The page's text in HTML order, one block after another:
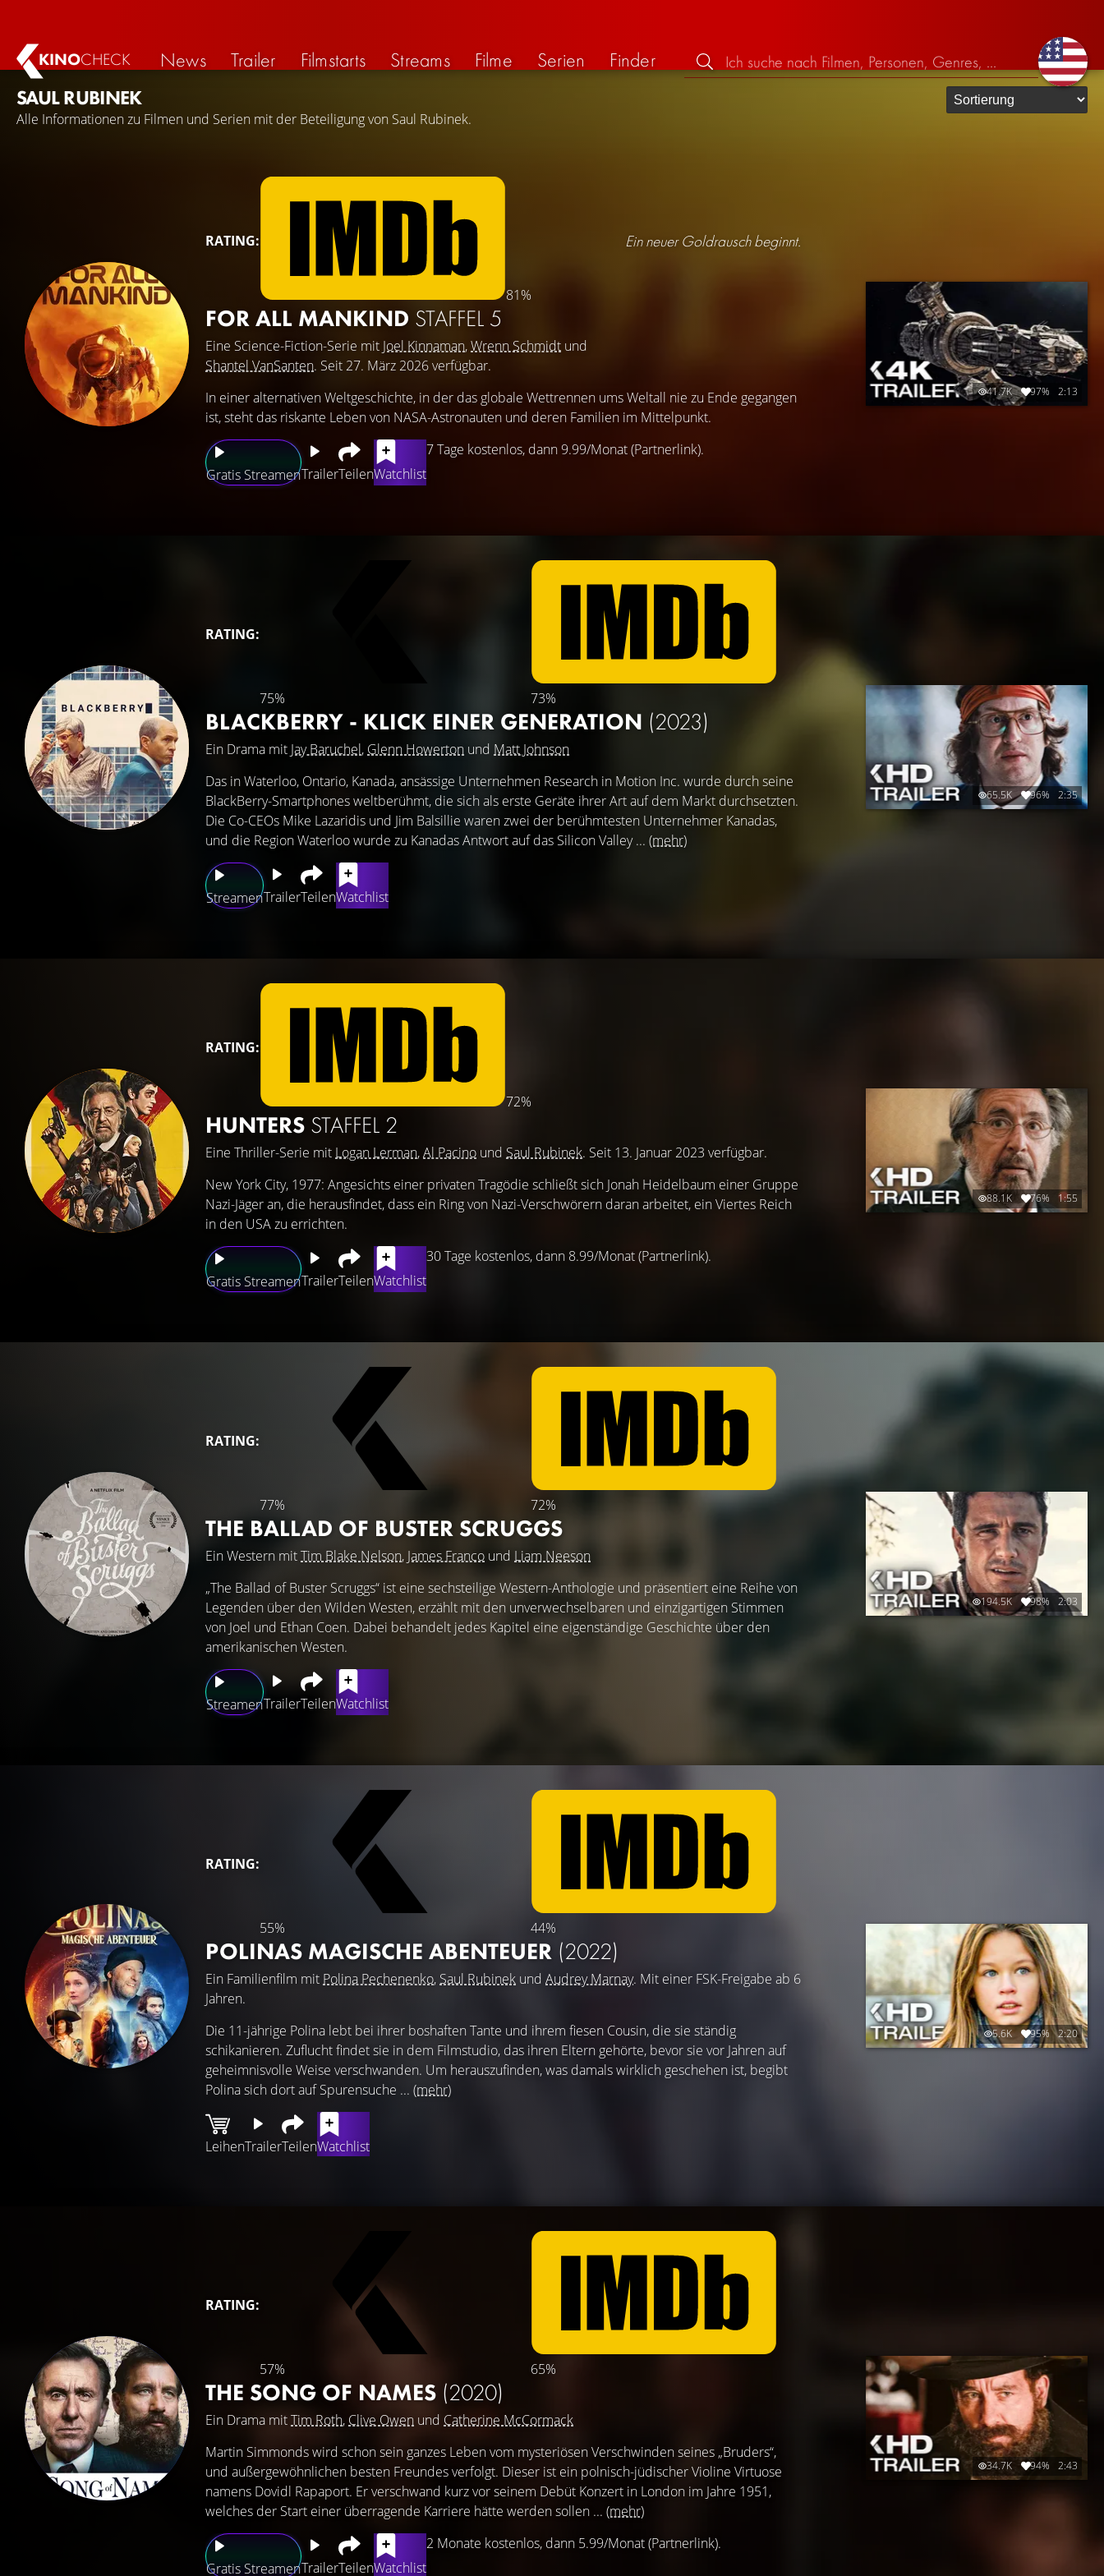
KINOCHECK News Trailer Filmstarts Streams Filme Serien
Finder
SAUL RUBINEK
Alle Informationen zu Filmen und Serien mit der Beteiligung von Saul Rubinek.
RATING:
81%
FOR ALL MANKIND STAFFEL 5
Ein neuer Goldrausch beginnt.
Eine Science-Fiction-Serie mit Joel Kinnaman,Wrenn Schmidt und
Shantel VanSanten. Seit 27. März 2026 verfügbar.
Gratis StreamenTrailerTeilenWatchlist
7 Tage kostenlos, dann 9.99/Monat (Partnerlink).
In einer alternativen Weltgeschichte, in der das globale Wettrennen ums Weltall nie zu Ende gegangen
ist, steht das riskante Leben von NASA-Astronauten und deren Familien im Mittelpunkt.
41.7K 97% 2:13
RATING:
75% 73%
BLACKBERRY - KLICK EINER GENERATION (2023)
Ein Drama mit Jay Baruchel, Glenn Howerton und Matt Johnson
StreamenTrailerTeilenWatchlist
Das in Waterloo, Ontario, Kanada, ansässige Unternehmen Research in Motion Inc. wurde durch seine
BlackBerry-Smartphones weltberühmt, die sich als erste Geräte ihrer Art auf dem Markt durchsetzten.
Die Co-CEOs Mike Lazaridis und Jim Balsillie waren zwei der berühmtesten Unternehmer Kanadas,
und die Region Waterloo wurde zu Kanadas Antwort auf das Silicon Valley ... (mehr)
65.5K 96% 2:35
RATING:
72%
HUNTERS STAFFEL 2
Eine Thriller-Serie mit Logan Lerman,Al Pacino und Saul Rubinek. Seit 13. Januar 2023 verfügbar.
Gratis StreamenTrailerTeilenWatchlist
30 Tage kostenlos, dann 8.99/Monat (Partnerlink).
New York City, 1977: Angesichts einer privaten Tragödie schließt sich Jonah Heidelbaum einer Gruppe
Nazi-Jäger an, die herausfindet, dass ein Ring von Nazi-Verschwörern daran arbeitet, ein Viertes Reich
in den USA zu errichten.
88.1K 76% 1:55
RATING:
77% 72%
THE BALLAD OF BUSTER SCRUGGS
Ein Western mitTim Blake Nelson, James Franco und Liam Neeson
StreamenTrailerTeilenWatchlist
„The Ballad of Buster Scruggs“ ist eine sechsteilige Western-Anthologie und präsentiert eine Reihe von
Legenden über den Wilden Westen, erzählt mit den unverwechselbaren und einzigartigen Stimmen
von Joel und Ethan Coen. Dabei behandelt jedes Kapitel eine eigenständige Geschichte über den
amerikanischen Westen.
194.5K 98% 2:03
RATING:
55% 44%
POLINAS MAGISCHE ABENTEUER (2022)
Ein Familienfilm mit Polina Pechenenko, Saul Rubinek und Audrey Marnay. Mit einer FSK-Freigabe ab 6
Jahren.
LeihenTrailerTeilenWatchlist
Die 11-jährige Polina lebt bei ihrer boshaften Tante und ihrem fiesen Cousin, die sie ständig
schikanieren. Zuflucht findet sie in dem Filmstudio, das ihren Eltern gehörte, bevor sie vor Jahren auf
geheimnisvolle Weise verschwanden. Um herauszufinden, was damals wirklich geschehen ist, begibt
Polina sich dort auf Spurensuche ... (mehr)
5.6K 95% 2:20
RATING:
57% 65%
THE SONG OF NAMES (2020)
Ein Drama mitTim Roth, Clive Owen und Catherine McCormack
Gratis StreamenTrailerTeilenWatchlist
2 Monate kostenlos, dann 5.99/Monat (Partnerlink).
Martin Simmonds wird schon sein ganzes Leben vom mysteriösen Verschwinden seines „Bruders“,
und außergewöhnlichen besten Freundes verfolgt. Dieser ist ein polnisch-jüdischer Violine Virtuose
namens Dovidl Rapaport. Er verschwand kurz vor seinem Debüt Konzert in London im Jahre 1951,
welches der Start einer überragende Karriere hätte werden sollen ... (mehr)
34.7K 94% 2:43